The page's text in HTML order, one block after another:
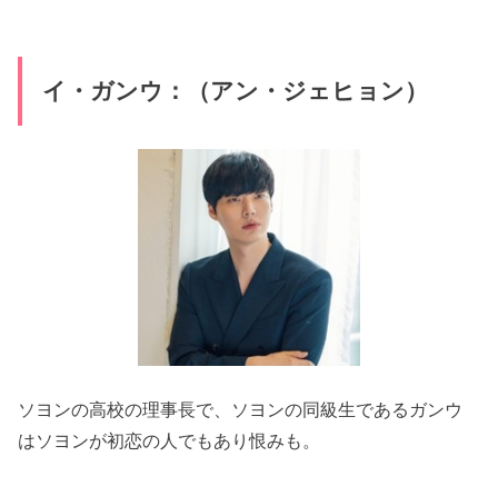
イ・ガンウ：（アン・ジェヒョン）
ソヨンの高校の理事長で、 ソヨンの同級生であるガンウ
はソヨンが初恋の人でもあり恨みも。